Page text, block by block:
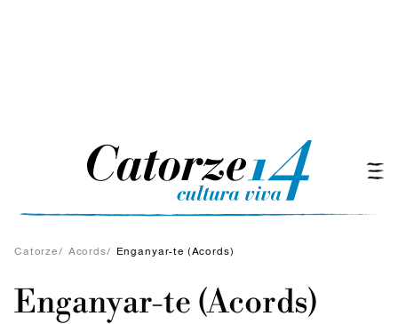
Catorze/ Acords/ Enganyar-te (Acords)
Enganyar-te (Acords)